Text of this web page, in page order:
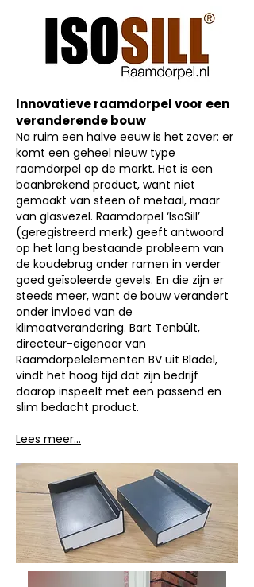
Innovatieve raamdorpel voor een
veranderende bouw
Na ruim een halve eeuw is het zover: er
komt een geheel nieuw type
raamdorpel op de markt. Het is een
baanbrekend product, want niet
gemaakt van steen of metaal, maar
van glasvezel. Raamdorpel ‘IsoSill’
(geregistreerd merk) geeft antwoord
op het lang bestaande probleem van
de koudebrug onder ramen in verder
goed geïsoleerde gevels. En die zijn er
steeds meer, want de bouw verandert
onder invloed van de
klimaatverandering. Bart Tenbült,
directeur-eigenaar van
Raamdorpelelementen BV uit Bladel,
vindt het hoog tijd dat zijn bedrijf
daarop inspeelt met een passend en
slim bedacht product.
Lees meer...